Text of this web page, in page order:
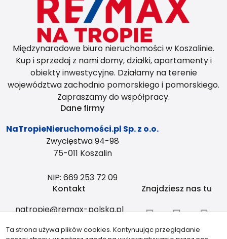
Międzynarodowe biuro nieruchomości w Koszalinie.
Kup i sprzedaj z nami domy, działki, apartamenty i
obiekty inwestycyjne. Działamy na terenie
województwa zachodnio pomorskiego i pomorskiego.
Zapraszamy do współpracy.
Dane firmy
NaTropieNieruchomości.pl Sp. z o.o.
Zwycięstwa 94-98
75-011 Koszalin
NIP: 669 253 72 09
Kontakt
natropie@remax-polska.pl
+48 883 334 408
Znajdziesz nas tu
Ta strona używa plików cookies. Kontynuując przeglądanie